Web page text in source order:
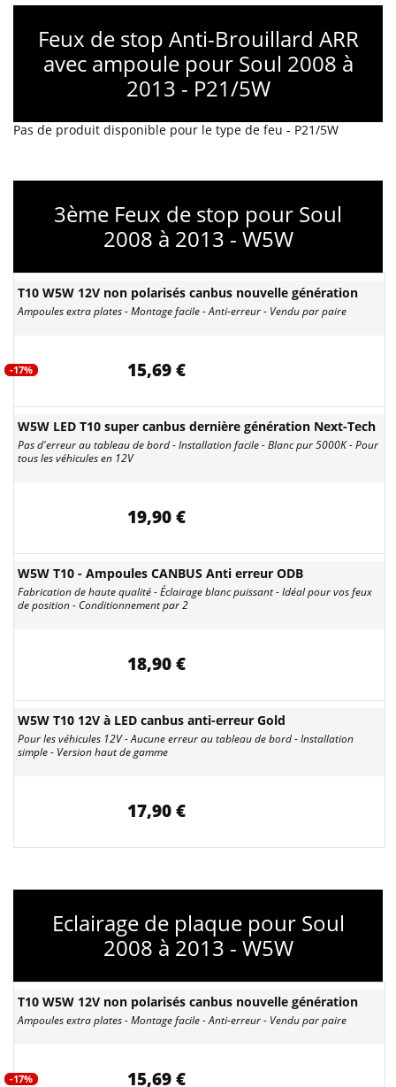
Feux de stop Anti-Brouillard ARR
avec ampoule pour Soul 2008 à
2013 - P21/5W
Pas de produit disponible pour le type de feu - P21/5W
3ème Feux de stop pour Soul
2008 à 2013 - W5W
T10 W5W 12V non polarisés canbus nouvelle génération
Ampoules extra plates - Montage facile - Anti-erreur - Vendu par paire
-17% 15,69 €
W5W LED T10 super canbus dernière génération Next-Tech
Pas d'erreur au tableau de bord - Installation facile - Blanc pur 5000K - Pour
tous les véhicules en 12V
19,90 €
W5W T10 - Ampoules CANBUS Anti erreur ODB
Fabrication de haute qualité - Éclairage blanc puissant - Idéal pour vos feux
de position - Conditionnement par 2
18,90 €
W5W T10 12V à LED canbus anti-erreur Gold
Pour les véhicules 12V - Aucune erreur au tableau de bord - Installation
simple - Version haut de gamme
17,90 €
Eclairage de plaque pour Soul
2008 à 2013 - W5W
T10 W5W 12V non polarisés canbus nouvelle génération
Ampoules extra plates - Montage facile - Anti-erreur - Vendu par paire
-17% 15,69 €